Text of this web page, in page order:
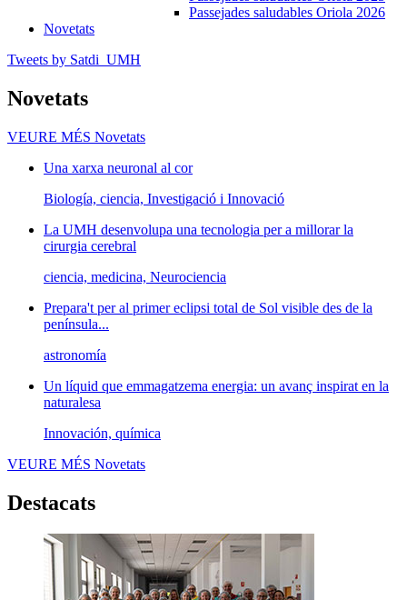
Passejades saludables Oriola 2026
Novetats
Tweets by Satdi_UMH
Novetats
VEURE MÉS Novetats
Una xarxa neuronal al cor
Biología, ciencia, Investigació i Innovació
La UMH desenvolupa una tecnologia per a millorar la
cirurgia cerebral
ciencia, medicina, Neurociencia
Prepara't per al primer eclipsi total de Sol visible des de la
península...
astronomía
Un líquid que emmagatzema energia: un avanç inspirat en la
naturalesa
Innovación, química
VEURE MÉS Novetats
Destacats